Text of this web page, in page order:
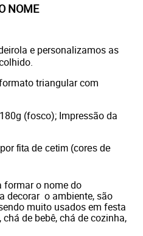
NOME
e personalizamos as
triangular com
(fosco); Impressão da
fita de cetim (cores de
formar o nome do
decorar o ambiente, são
muito usados em festa
de bebê, chá de cozinha,